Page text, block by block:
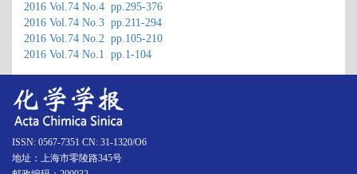
2016 Vol.74 No.4 pp.295-376
2016 Vol.74 No.3 pp.211-294
2016 Vol.74 No.2 pp.105-210
2016 Vol.74 No.1 pp.1-104
ISSN: 0567-7351 CN: 31-1320/O6
地址：上海市零陵路345号